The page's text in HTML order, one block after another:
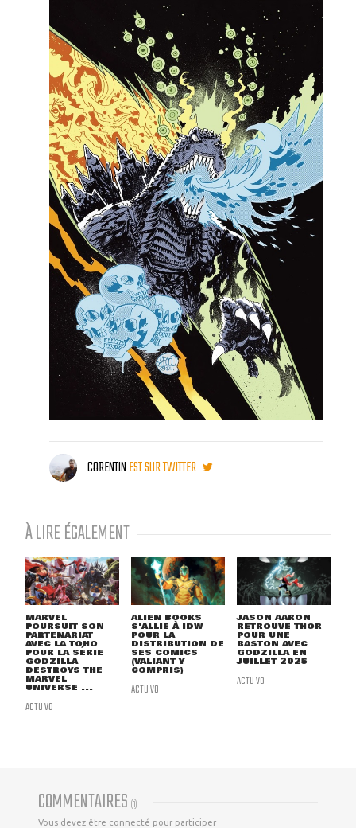
CORENTINEST SUR TWITTER
À LIRE ÉGALEMENT
MARVEL
POURSUIT SON
PARTENARIAT
AVEC LA TOHO
POUR LA SÉRIE
GODZILLA
DESTROYS THE
MARVEL
UNIVERSE ...
ACTU VO
ALIEN BOOKS
S'ALLIE À IDW
POUR LA
DISTRIBUTION DE
SES COMICS
(VALIANT Y
COMPRIS)
ACTU VO
JASON AARON
RETROUVE THOR
POUR UNE
BASTON AVEC
GODZILLA EN
JUILLET 2025
ACTU VO
COMMENTAIRES (0)
Vous devez être connecté pour participer